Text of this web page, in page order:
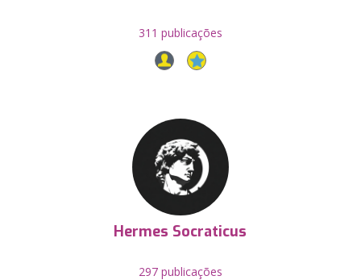
311 publicações
Hermes Socraticus
297 publicações